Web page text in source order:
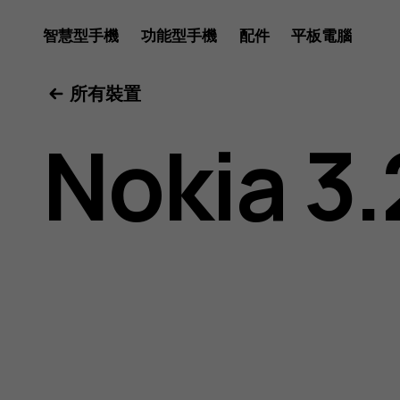
Nokia
3.2
用
智慧型手機 功能型手機 配件 平板電腦
所有裝置
Nokia